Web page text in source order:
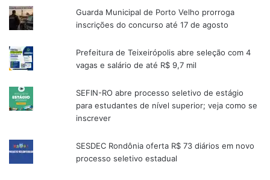
Guarda Municipal de Porto Velho prorroga
inscrições do concurso até 17 de agosto
Prefeitura de Teixeirópolis abre seleção com 4
vagas e salário de até R$ 9,7 mil
SEFIN-RO abre processo seletivo de estágio
para estudantes de nível superior; veja como se
inscrever
SESDEC Rondônia oferta R$ 73 diários em novo
processo seletivo estadual